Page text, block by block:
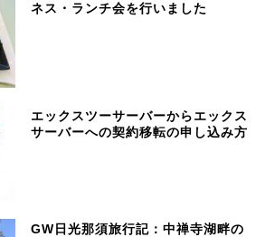
ネス・ランチ会を行いました
エックスツーサーバーからエックス
サーバーへの契約移転の申し込み方
GW日光那須旅行記：中禅寺湖畔の